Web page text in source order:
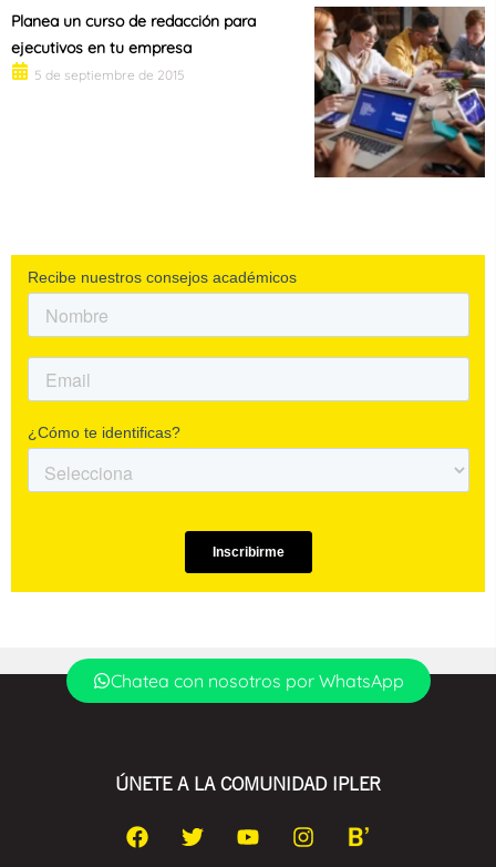
Planea un curso de redacción para
ejecutivos en tu empresa
5 de septiembre de 2015
Chatea con nosotros por WhatsApp
ÚNETE A LA COMUNIDAD IPLER